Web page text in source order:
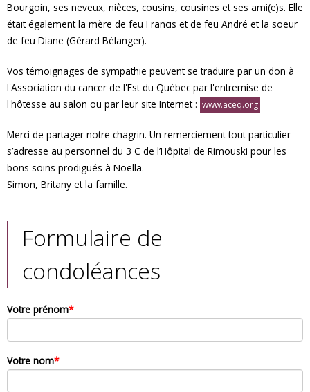
Bourgoin, ses neveux, nièces, cousins, cousines et ses ami(e)s. Elle
était également la mère de feu Francis et de feu André et la soeur
de feu Diane (Gérard Bélanger).
Vos témoignages de sympathie peuvent se traduire par un don à
l'Association du cancer de l'Est du Québec par l'entremise de
l'hôtesse au salon ou par leur site Internet : www.aceq.org
Merci de partager notre chagrin. Un remerciement tout particulier
s’adresse au personnel du 3 C de l’Hôpital de Rimouski pour les
bons soins prodigués à Noëlla.
Simon, Britany et la famille.
Formulaire de
condoléances
Votre prénom*
Votre nom*